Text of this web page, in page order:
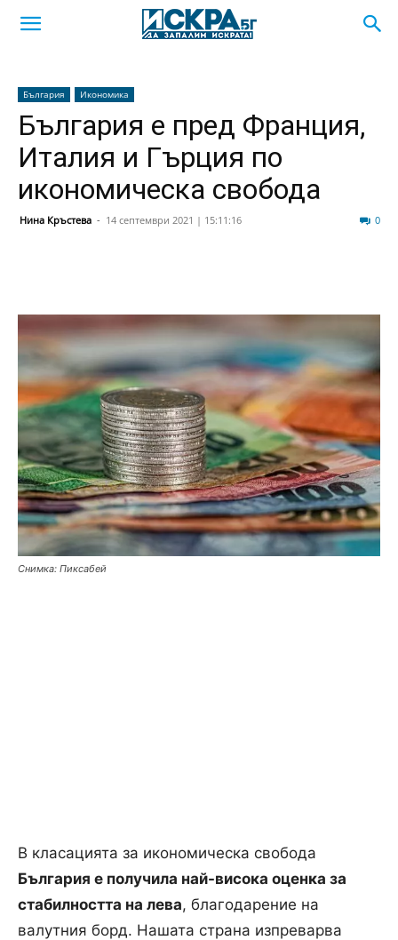
България Икономика
България е пред Франция,
Италия и Гърция по
икономическа свобода
Нина Кръстева - 14 септември 2021 | 15:11:16 0
Снимка: Пиксабей
В класацията за икономическа свобода
България е получила най-висока оценка за
стабилността на лева, благодарение на
валутния борд. Нашата страна изпреварва